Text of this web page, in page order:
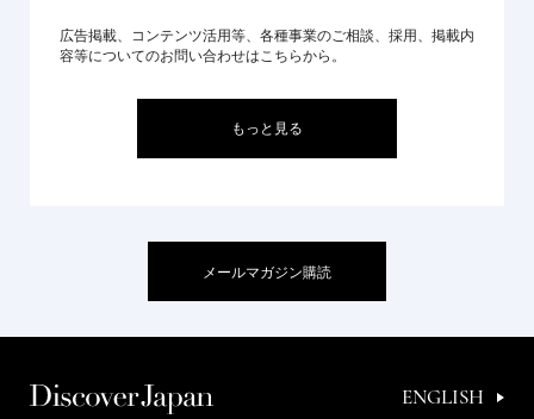
広告掲載、コンテンツ活用等、各種事業のご相談、採用、掲載内
容等についてのお問い合わせはこちらから。
もっと見る
メールマガジン購読
ENGLISH